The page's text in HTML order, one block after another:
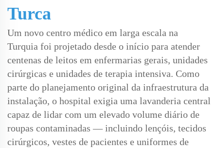
Turca
Um novo centro médico em larga escala na
Turquia foi projetado desde o início para atender
centenas de leitos em enfermarias gerais, unidades
cirúrgicas e unidades de terapia intensiva. Como
parte do planejamento original da infraestrutura da
instalação, o hospital exigia uma lavanderia central
capaz de lidar com um elevado volume diário de
roupas contaminadas — incluindo lençóis, tecidos
cirúrgicos, vestes de pacientes e uniformes de